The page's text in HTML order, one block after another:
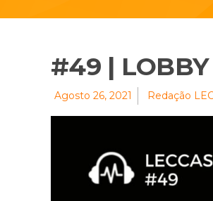
#49 |
Agosto 26, 2021 Redação